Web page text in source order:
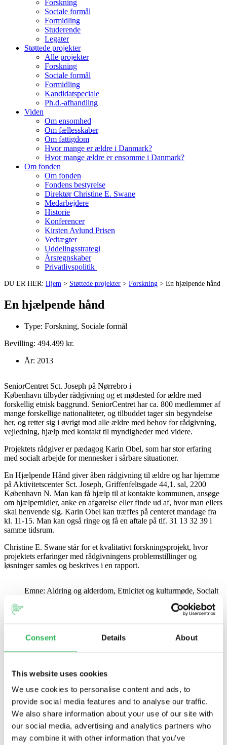
Consent Details About
This website uses cookies
We use cookies to personalise content and ads, to
provide social media features and to analyse our traffic.
We also share information about your use of our site with
our social media, advertising and analytics partners who
may combine it with other information that you’ve
Forskning
Sociale formål
Formidling
Studerende
Legater
Støttede projekter
Alle projekter
Forskning
Sociale formål
Formidling
Kandidatspeciale
Ph.d.-afhandling
Viden
Om ensomhed
Om fællesskaber
Om fattigdom
Hvor mange er ældre i Danmark?
Hvor mange ældre er ensomme i Danmark?
Om fonden
Om fonden
Fondens bestyrelse
Direktør Christine E. Swane
Medarbejdere
Historie
Konferencer
Kirsten Avlund Prisen
Vedtægter
Uddelingsstrategi
Årsregnskaber
Privatlivspolitik
DU ER HER: Hjem > Støttede projekter > Forskning > En hjælpende hånd
En hjælpende hånd
Type: Forskning, Sociale formål
Bevilling: 494.499 kr.
År: 2013
SeniorCentret Sct. Joseph på Nørrebro i
København tilbyder rådgivning og et mødested for ældre med
forskellig etnisk baggrund. SeniorCentret har ca. 800 medlemmer af
mange forskellige nationaliteter, og tilbuddet tager sin begyndelse
her, og retter sig i øvrigt mod alle ældre med behov for rådgivning,
vejledning, hjælp med kontakt til myndigheder med videre.
Projektets rådgiver er pædagog Karin Obel, som har stor erfaring
med socialt arbejde for mennesker i sårbare situationer.
En Hjælpende Hånd giver åben rådgivning til ældre og har hjemme
på Aktivitetscenter Sct. Joseph, Griffenfeltsgade 44,1. sal, 2200
København N. Man kan få hjælp til at kontakte kommunen, ansøge
om hjælpemidler, anke en afgørelse eller finde ud af, hvor man ellers
skal henvende sig. Karin Obel kan træffes på centeret mandage fra
kl. 11-15. Man kan også ringe og få en aftale på tlf. 31 13 32 39 i
samme tidsrum.
Christine E. Swane står for et kvalitativt forskningsprojekt, hvor
projektets erfaringer med rådgivningens problemstillinger og
løsninger samles og beskrives i en rapport.
Emne: Aldring og alderdom, Etnicitet og kulturmøde, Socialt